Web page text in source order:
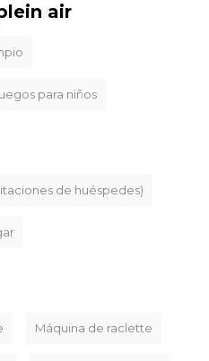
air
para niños
de huéspedes)
Máquina de raclette